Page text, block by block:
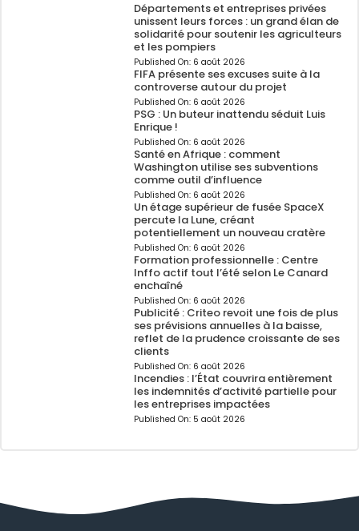
Départements et entreprises privées
unissent leurs forces : un grand élan de
solidarité pour soutenir les agriculteurs
et les pompiers
Published On: 6 août 2026
FIFA présente ses excuses suite à la
controverse autour du projet
Published On: 6 août 2026
PSG : Un buteur inattendu séduit Luis
Enrique !
Published On: 6 août 2026
Santé en Afrique : comment
Washington utilise ses subventions
comme outil d’influence
Published On: 6 août 2026
Un étage supérieur de fusée SpaceX
percute la Lune, créant
potentiellement un nouveau cratère
Published On: 6 août 2026
Formation professionnelle : Centre
Inffo actif tout l’été selon Le Canard
enchaîné
Published On: 6 août 2026
Publicité : Criteo revoit une fois de plus
ses prévisions annuelles à la baisse,
reflet de la prudence croissante de ses
clients
Published On: 6 août 2026
Incendies : l’État couvrira entièrement
les indemnités d’activité partielle pour
les entreprises impactées
Published On: 5 août 2026